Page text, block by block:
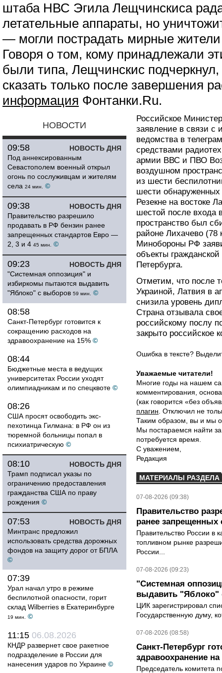
штаба НВС Эгила Лещчинскиса
летательные аппараты, но
— могли пострадать мирные
Говоря о том, кому принадлежали
были типа, Лещчинскис подчеркнул,
сказать только после завершения
информация Фонтанки.Ru.
НОВОСТИ
НОВОСТЬ ДНЯ
09:58
Под аннексированным
Севастополем военный открыл
огонь по сослуживцам и жителям
села 24 мин. ©
НОВОСТЬ ДНЯ
09:38
Правительство разрешило
продавать в РФ бензин ранее
запрещенных стандартов Евро —
2, 3 и 4 45 мин. ©
НОВОСТЬ ДНЯ
09:23
"Системная оппозиция" и
избиркомы пытаются выдавить
"Яблоко" с выборов 59 мин. ©
08:58
Санкт-Петербург готовится к
сокращению расходов на
здравоохранение на 15% ©
08:44
Бюджетные места в ведущих
университетах России уходят
олимпиадникам и по спецквоте ©
08:26
США просят освободить экс-
пехотинца Гилмана: в РФ он из
тюремной больницы попал в
психиатрическую ©
НОВОСТЬ ДНЯ
08:10
Трамп подписал указы по
ограничению предоставления
гражданства США по праву
рождения ©
НОВОСТЬ ДНЯ
07:53
Минтранс предложил
использовать средства дорожных
фондов на защиту дорог от БПЛА
©
07:39
Урал начал утро в режиме
беспилотной опасности, горит
склад Wilberries в Екатеринбурге
19 мин. ©
11:15 06.08.2026
КНДР развернет свое ракетное
подразделение в России для
нанесения ударов по Украине ©
Российское
заявление в связи
ведомства в
средствами
армии ВВС и ПВО
воздушном
из шести
шести обнаруженных
Резекне на востоке
шестой после входа
пространство был
районе Лихачево (78
Минобороны РФ
объекты
Петербурга.
Отметим, что после
Украиной, Латвия в
снизила уровень
Страна отзывала
российскому послу
закрыто российское
Ошибка в тексте?
Уважаемые читатели!
Многие годы на нашем
комментирования,
(как говорится «без
плагин . Отключил не
Таким образом, вы и мы
Мы постараемся найти
потребуется время.
С уважением,
Редакция
МАТЕРИАЛЫ РАЗДЕЛА
07-08-2026 (09:38)
Правительство
ранее запрещенных
Правительство России в
топливном рынке
России...
07-08-2026 (09:23)
"Системная
выдавить "Яблоко"
ЦИК зарегистрировал
Государственную думу,
07-08-2026 (08:58)
Санкт-Петербург
здравоохранение на
Председатель комитета